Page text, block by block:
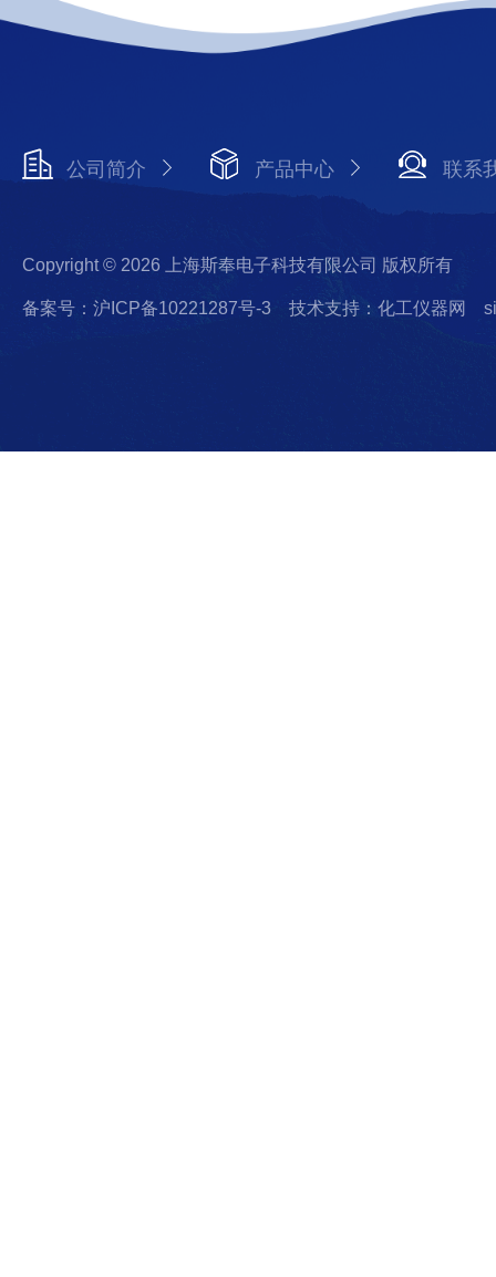
公司简介 产品中心 联系
Copyright © 2026 上海斯奉电子科技有限公司 版权所有
备案号：沪ICP备10221287号-3 技术支持：化工仪器网